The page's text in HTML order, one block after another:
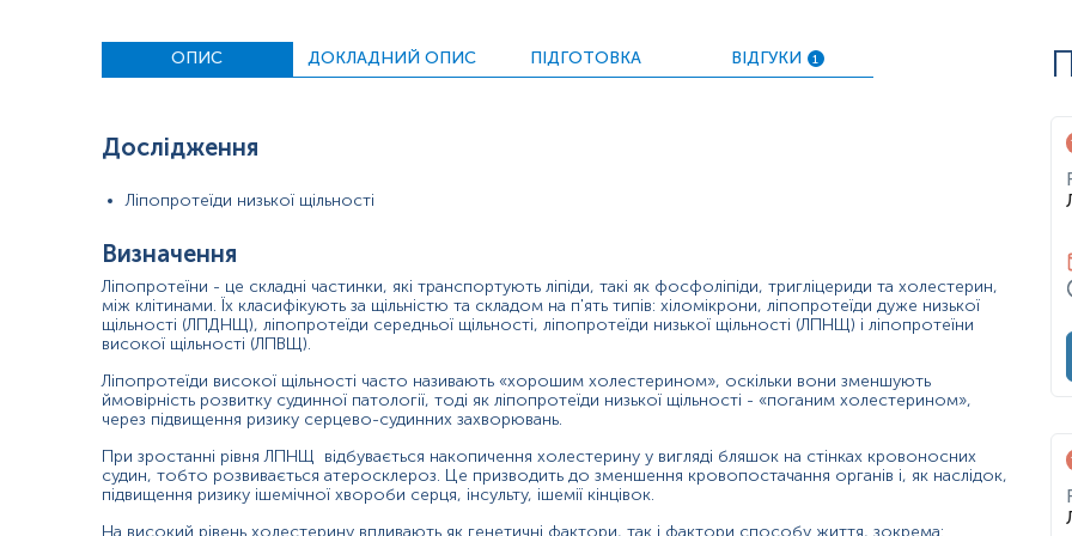
Зазвичай лікарі використовують калькулятор, для оцінки ризику розвитку серцево-судинної патології у найближчі 10
прийом ліків від артеріального тиску.
При клінічному обстеженні лікар оцінює стан пацієнта комплексно, з урахуванням анамнезу, інструментальних методів
оцінка ризику розвитку серцево-судинних захворювань у осіб з:
надмірною вагою або ожирінням;
низькою фізичною активністю;
гіпертонією (вище 140/90);
ОПИС ДОКЛАДНИЙ ОПИС ПІДГОТОВКА ВІДГУКИ 1
Дослідження
Ліпопротеїди низької щільності
Визначення
Ліпопротеїни - це складні частинки, які транспортують ліпіди, такі як фосфоліпіди, тригліцериди та холестерин,
між клітинами. Їх класифікують за щільністю та складом на п'ять типів: хіломікрони, ліпопротеїди дуже низької
щільності (ЛПДНЩ), ліпопротеїди середньої щільності, ліпопротеїди низької щільності (ЛПНЩ) і ліпопротеїни
високої щільності (ЛПВЩ).
Ліпопротеїди високої щільності часто називають «хорошим холестерином», оскільки вони зменшують
ймовірність розвитку судинної патології, тоді як ліпопротеїди низької щільності - «поганим холестерином»,
через підвищення ризику серцево-судинних захворювань.
При зростанні рівня ЛПНЩ відбувається накопичення холестерину у вигляді бляшок на стінках кровоносних
судин, тобто розвивається атеросклероз. Це призводить до зменшення кровопостачання органів і, як наслідок,
підвищення ризику ішемічної хвороби серця, інсульту, ішемії кінцівок.
На високий рівень холестерину впливають як генетичні фактори, так і фактори способу життя, зокрема: